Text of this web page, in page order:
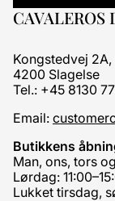
CAVALEROS
Kongstedvej 2A,
4200 Slagelse
Tel.: +45 8130
Email:
Butikkens
Man, ons, tors
Lørdag:
Lukket tirsdag,